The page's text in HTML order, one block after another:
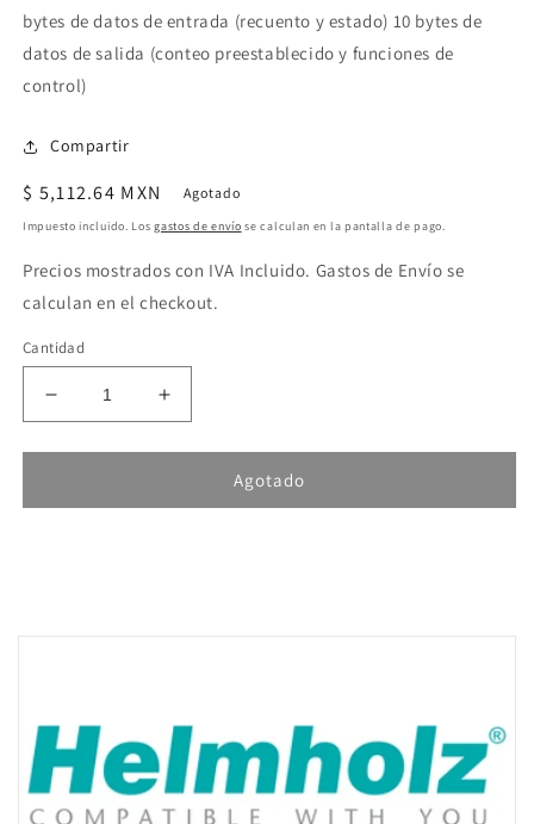
bytes de datos de entrada (recuento y estado) 10 bytes de
datos de salida (conteo preestablecido y funciones de
control)
Compartir
Precio
habitual
$ 5,112.64 MXN Agotado
Impuesto incluido. Losgastos de envío se calculan en la pantalla de pago.
Precios mostrados con IVA Incluido. Gastos de Envío se
calculan en el checkout.
Cantidad
Reducir
cantidad
para
TB20,
reading,1
600-
300-
1CD01
Aumentar
cantidad
para
Helmholz
TB20,
reading,1
600-
300-
1CD01
Agotado